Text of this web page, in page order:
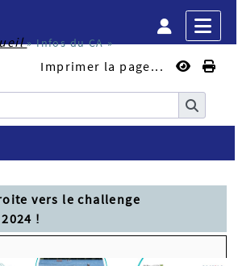
»Infos du CA»
Imprimer la page...
vers le challenge
!